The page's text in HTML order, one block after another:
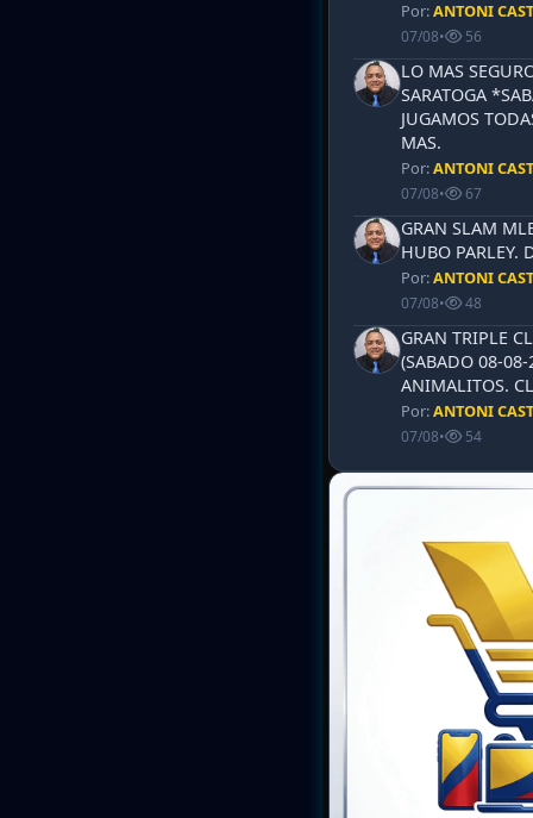
Por:ANTONI
07/08• 56
LO MAS
SARATOGA
JUGAMOS
MAS.
Por:ANTONI
07/08• 67
GRAN SLAM
HUBO PARLEY.
Por:ANTONI
07/08• 48
GRAN TRIPLE
(SABADO 08-
ANIMALITOS.
Por:ANTONI
07/08• 54